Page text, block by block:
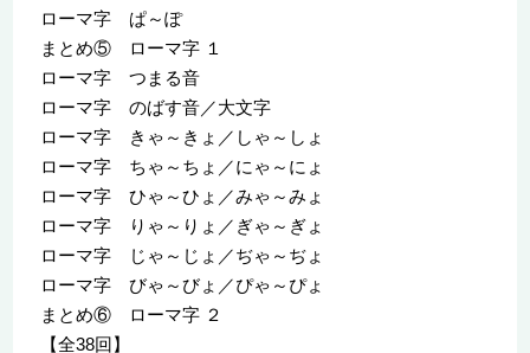
ローマ字 ぱ～ぽ
まとめ⑤ ローマ字 １
ローマ字 つまる音
ローマ字 のばす音／大文字
ローマ字 きゃ～きょ／しゃ～しょ
ローマ字 ちゃ～ちょ／にゃ～にょ
ローマ字 ひゃ～ひょ／みゃ～みょ
ローマ字 りゃ～りょ／ぎゃ～ぎょ
ローマ字 じゃ～じょ／ぢゃ～ぢょ
ローマ字 びゃ～びょ／ぴゃ～ぴょ
まとめ⑥ ローマ字 ２
【全38回】